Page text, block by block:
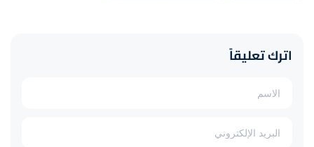
اترك تعليقاً